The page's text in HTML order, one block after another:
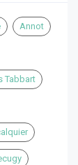
Annot
Tabbart